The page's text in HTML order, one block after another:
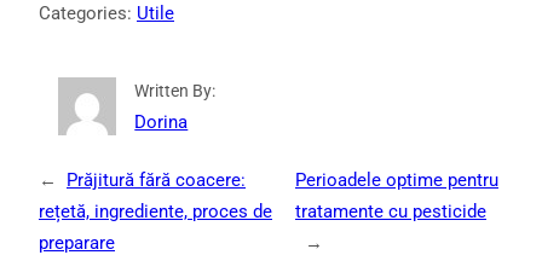
Categories: Utile
Written By:
Dorina
←
Prăjitură fără coacere:
rețetă, ingrediente, proces de
preparare
Perioadele optime pentru
tratamente cu pesticide
→